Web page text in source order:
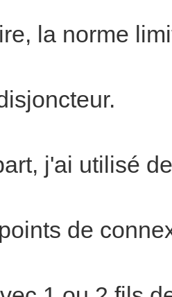
la norme
j'ai utilisé
de